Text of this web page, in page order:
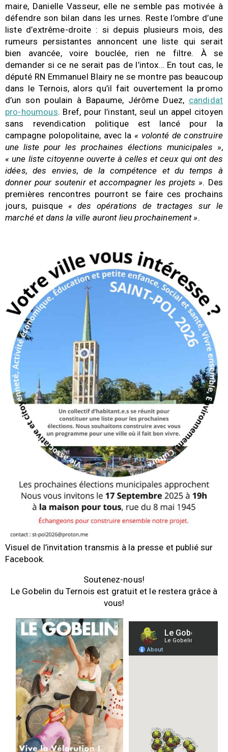
maire, Danielle Vasseur, elle ne semble pas motivée à
défendre son bilan dans les urnes. Reste l’ombre d’une
liste d’extrême-droite : si depuis plusieurs mois, des
rumeurs persistantes annoncent une liste qui serait
bien avancée, voire bouclée, rien ne filtre. À se
demander si ce ne serait pas de l’intox… En tout cas, le
député RN Emmanuel Blairy ne se montre pas beaucoup
dans le Ternois, alors qu’il fait ouvertement la promo
d’un son poulain à Bapaume, Jérôme Duez, candidat
pro-houmous. Bref, pour l’instant, seul un appel citoyen
sans revendication politique est lancé pour la
campagne polopolitaine, avec la « volonté de construire
une liste pour les prochaines élections municipales »,
« une liste citoyenne ouverte à celles et ceux qui ont des
idées, des envies, de la compétence et du temps à
donner pour soutenir et accompagner les projets ». Des
premières rencontres pourront se faire ces prochains
jours, puisque « des opérations de tractages sur le
marché et dans la ville auront lieu prochainement ».
Visuel de l’invitation transmis à la presse et publié sur
Facebook.
Soutenez-nous!
Le Gobelin du Ternois est gratuit et le restera grâce à
vous!